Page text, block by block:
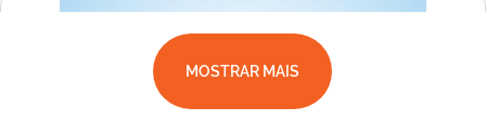
MOSTRAR MAIS